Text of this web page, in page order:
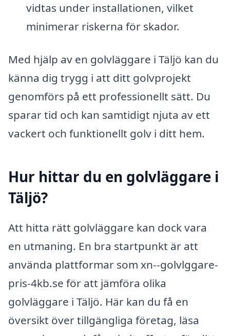
vidtas under installationen, vilket
minimerar riskerna för skador.
Med hjälp av en golvläggare i Täljö kan du
känna dig trygg i att ditt golvprojekt
genomförs på ett professionellt sätt. Du
sparar tid och kan samtidigt njuta av ett
vackert och funktionellt golv i ditt hem.
Hur hittar du en golvläggare i
Täljö?
Att hitta rätt golvläggare kan dock vara
en utmaning. En bra startpunkt är att
använda plattformar som xn--golvlggare-
pris-4kb.se för att jämföra olika
golvläggare i Täljö. Här kan du få en
översikt över tillgängliga företag, läsa